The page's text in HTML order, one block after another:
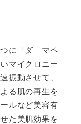
に「ダーマペ
マイクロニー
振動させて、
る肌の再生を
ルなど美容有
た美肌効果を